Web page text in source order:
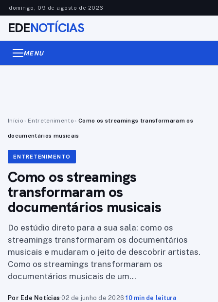
domingo, 09 de agosto de 2026
EDENOTÍCIAS
MENU
Início › Entretenimento › Como os streamings transformaram os
documentários musicais
ENTRETENIMENTO
Como os streamings
transformaram os
documentários musicais
Do estúdio direto para a sua sala: como os
streamings transformaram os documentários
musicais e mudaram o jeito de descobrir artistas.
Como os streamings transformaram os
documentários musicais de um…
Por Ede Notícias·02 de junho de 2026·10 min de leitura